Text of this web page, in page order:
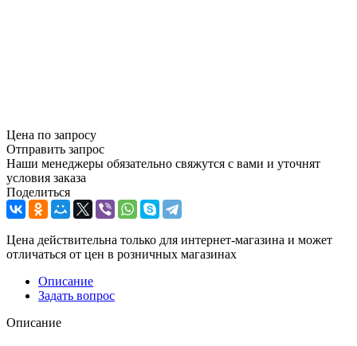
Цена по запросу
Отправить запрос
Наши менеджеры обязательно свяжутся с вами и уточнят
условия заказа
Поделиться
Цена действительна только для интернет-магазина и может
отличаться от цен в розничных магазинах
Описание
Задать вопрос
Описание